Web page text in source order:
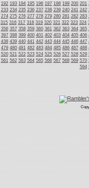
192 193 194 195 196 197 198 199 200 201
233 234 235 236 237 238 239 240 241 242
274 275 276 277 278 279 280 281 282 283
315 316 317 318 319 320 321 322 323 324
356 357 358 359 360 361 362 363 364 365
397 398 399 400 401 402 403 404 405 406
438 439 440 441 442 443 444 445 446 447
479 480 481 482 483 484 485 486 487 488
520 521 522 523 524 525 526 527 528 529
561 562 563 564 565 566 567 568 569 570
594